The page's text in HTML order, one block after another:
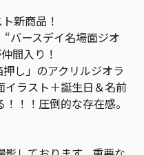
新商品！
バースデイ名場面ジオ
間入り！
し」のアクリルジオラ
イラスト＋誕生日＆名前
！！圧倒的な存在感。